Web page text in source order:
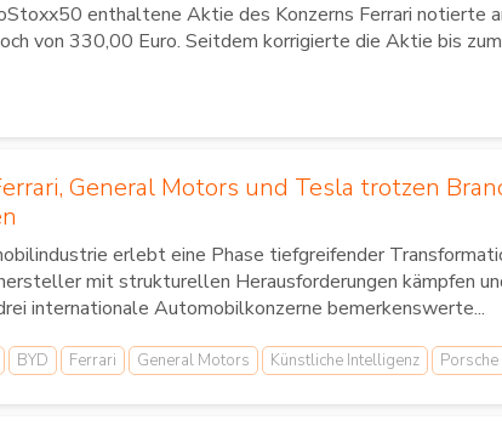
enthaltene Aktie des Konzerns Ferrari notierte
von 330,00 Euro. Seitdem korrigierte die Aktie bis
General Motors und Tesla trotzen
erlebt eine Phase tiefgreifender
mit strukturellen Herausforderungen kämpfen
internationale Automobilkonzerne bemerkenswerte...
BYD Ferrari General Motors Künstliche Intelligenz Porsche